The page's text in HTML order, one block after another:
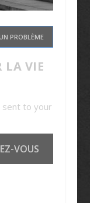
PROBLÈME
LA VIE
to your
VOUS